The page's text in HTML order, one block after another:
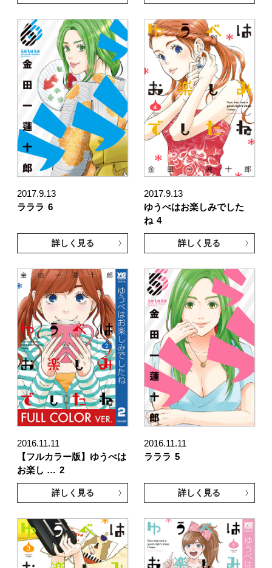
2017.9.13
ラララ 6
詳しく見る
2017.9.13
ゆうべはお楽しみでした
ね 4
詳しく見る
2016.11.11
【フルカラー版】ゆうべは
お楽し … 2
詳しく見る
2016.11.11
ラララ 5
詳しく見る